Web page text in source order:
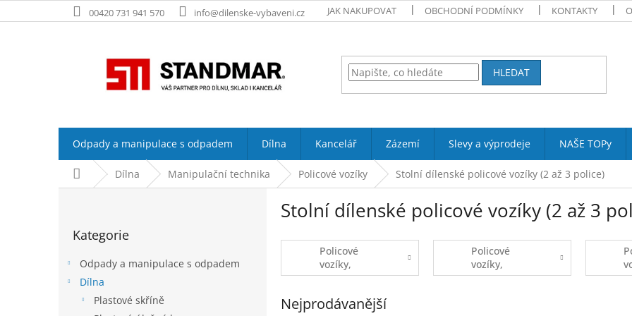
na
00420 731 941 570 info@dilenske-vybaveni.cz JAK NAKUPOVAT OBCHODNÍ PODMÍNKY KONTAKTY
HLEDAT
Odpady a manipulace s odpadem Dílna Kancelář Zázemí Slevy a výprodeje NAŠE TOPy
Domů Dílna Manipulační technika Policové vozíky Stolní dílenské policové vozíky (2 až 3 police)
kategorie
Kategorie
Odpady a manipulace s odpadem
Dílna
Plastové skříně
Stolní dílenské policové vozíky (2 až 3
Policové
vozíky,
vodovzdorná
Policové
vozíky,
dřevotříska
Nejprodávanější